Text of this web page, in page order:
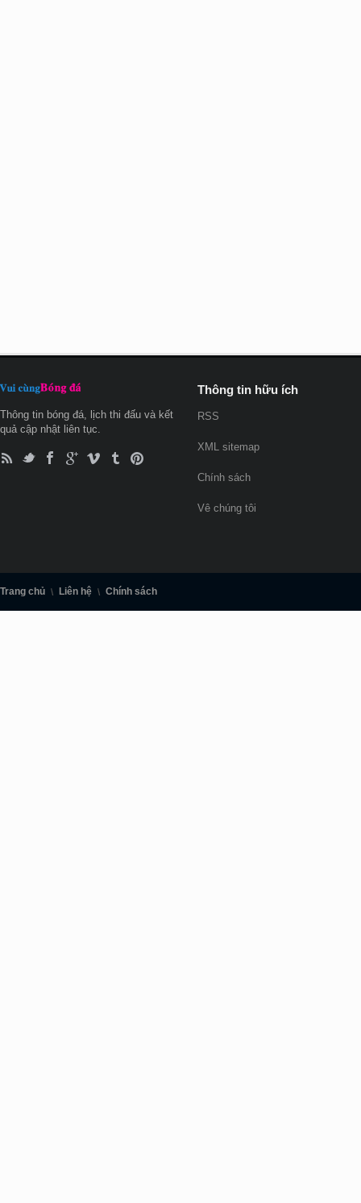
Thông tin bóng đá, lịch thi đấu và kết
quả cập nhật liên tục.
Thông tin hữu ích
RSS
XML sitemap
Chính sách
Vê chúng tôi
Trang chủ Liên hệ Chính sách